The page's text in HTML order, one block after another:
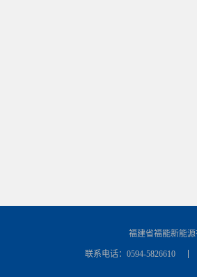
福建省福能新能源
联系电话：0594-5826610